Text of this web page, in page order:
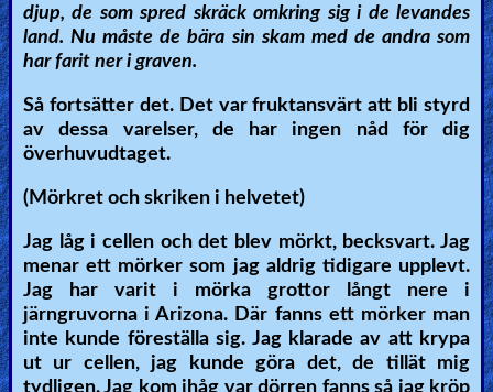
djup, de som spred skräck omkring sig i de levandes
land. Nu måste de bära sin skam med de andra som
har farit ner i graven.
Så fortsätter det. Det var fruktansvärt att bli styrd
av dessa varelser, de har ingen nåd för dig
överhuvudtaget.
(Mörkret och skriken i helvetet)
Jag låg i cellen och det blev mörkt, becksvart. Jag
menar ett mörker som jag aldrig tidigare upplevt.
Jag har varit i mörka grottor långt nere i
järngruvorna i Arizona. Där fanns ett mörker man
inte kunde föreställa sig. Jag klarade av att krypa
ut ur cellen, jag kunde göra det, de tillät mig
tydligen. Jag kom ihåg var dörren fanns så jag kröp